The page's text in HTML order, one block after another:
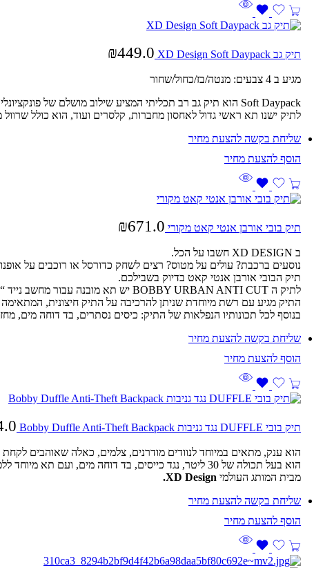
תיק גב XD Design Soft Daypack ₪449.0
מגיע ב 4 צבעים: מנטה/בז/כחול/שחור
Soft Daypack הוא תיק גב רב תכליתי המציע שילוב מושלם של פונקציונליות, עמידות ואסתטיות, מה שהופך אותו לתיק המושלם ליומיום.
לתיק ישנו תא ראשי גדול לאחסון מחברות, קלסרים ועוד, הוא כולל שרוול מרופד ייעודי ללפטופ בגודל עד "16 וסידור פנימי
שליחת בקשה להצעת מחיר
תיק בובי אורבן אנטי קאט מקורי ₪671.0
ב XD DESIGN חשבו על הכל.
נוסעים ברכבת? עולים על מטוס? רצים לשחק כדורסל או רוכבים על
תיק הבובי אורבן אנטי קאט בדיוק בשבילכם.
לתיק ה BOBBY URBAN ANTI CUT יש תא מובנה עבור מחשב נייד “15.6, תאים מרופדים לאחסון גאדג’טים, קיבולת משתנה בין 22-27 ליטר, בד נגד חיתוך ומנעול השומר על חפציכם מוגנים.
התיק מגיע עם רשת מיוחדת שניתן להרכיבה על התיק חיצונית, המתאימה
בנוסף לכל תכונותיו הנפלאות של התיק: כיסים נסתרים, בד דוחה מים,
שליחת בקשה להצעת מחיר
תיק בובי DUFFLE נגד גניבות Bobby Duffle Anti-Theft Backpack
הוא ענק, מתאים במיוחד לנוודים מודרנים, צלמים, כאלה שאוהבים
הוא בעל תכולה של 30 ליטר, נגד כייסים, בד דוחה מים, ועם תא מיוחד ללפטופ עד 17 אינץ.
מבית המותג העולמי
שליחת בקשה להצעת מחיר